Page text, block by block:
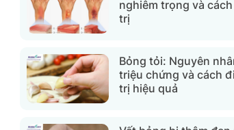
nghiêm trọng và
trị
Bỏng tỏi: Nguyên
triệu chứng và cách
trị hiệu quả